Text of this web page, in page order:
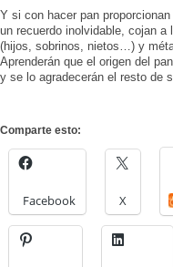
Y si con hacer pan
un recuerdo inolvidable, cojan a
(hijos, sobrinos, nietos…) y
Aprenderán que el origen del
y se lo agradecerán el resto de
Comparte esto:
Facebook X